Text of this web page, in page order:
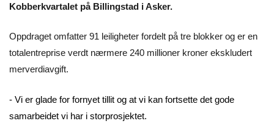
Kobberkvartalet på Billingstad i Asker.
Oppdraget omfatter 91 leiligheter fordelt på tre blokker og er en
totalentreprise verdt nærmere 240 millioner kroner ekskludert
merverdiavgift.
- Vi er glade for fornyet tillit og at vi kan fortsette det gode
samarbeidet vi har i storprosjektet.